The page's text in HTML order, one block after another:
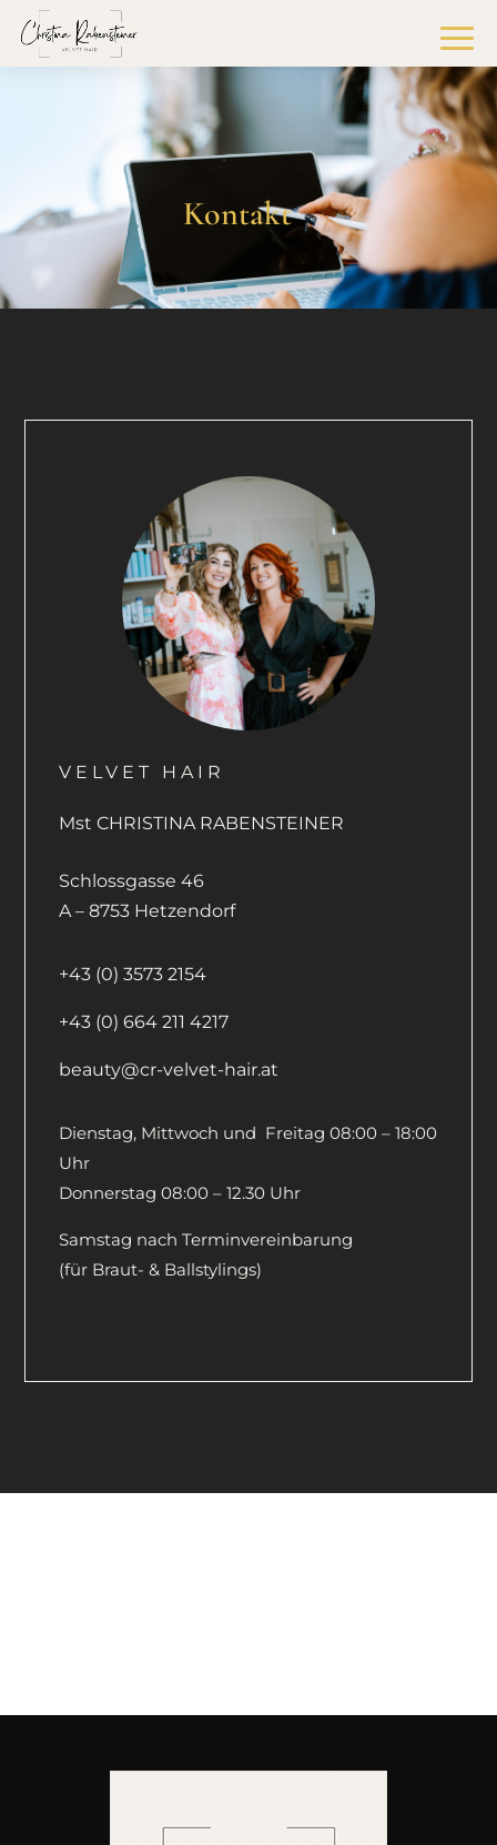
Kontakt
VELVET HAIR
Mst CHRISTINA RABENSTEINER
Schlossgasse 46
A – 8753 Hetzendorf
+43 (0) 3573 2154
+43 (0) 664 211 4217
beauty@cr-velvet-hair.at
Dienstag, Mittwoch und Freitag 08:00 – 18:00
Uhr
Donnerstag 08:00 – 12.30 Uhr
Samstag nach Terminvereinbarung
(für Braut- & Ballstylings)